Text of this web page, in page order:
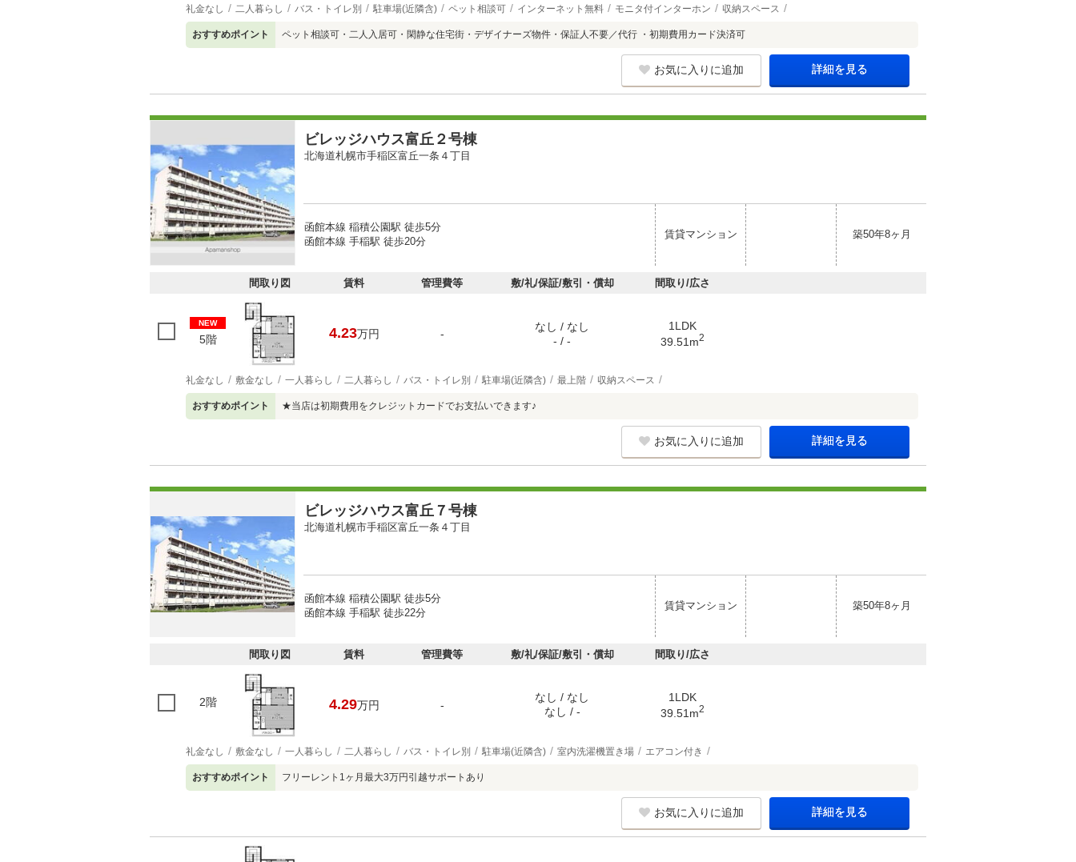
礼金なし 二人暮らし バス・トイレ別 駐車場(近隣含) ペット相談可 インターネット無料 モニタ付インターホン 収納スペース
おすすめポイント ペット相談可・二人入居可・閑静な住宅街・デザイナーズ物件・保証人不要／代行 ・初期費用カード決済可
お気に入りに追加 詳細を見る
ビレッジハウス富丘２号棟
北海道札幌市手稲区富丘一条４丁目
函館本線 稲積公園駅 徒歩5分
函館本線 手稲駅 徒歩20分
賃貸マンション 築50年8ヶ月
間取り図 賃料 管理費等 敷/礼/保証/敷引・償却 間取り/広さ
NEW
5階 4.23万円 -
なし / なし
- / -
1LDK
39.51m2
礼金なし 敷金なし 一人暮らし 二人暮らし バス・トイレ別 駐車場(近隣含) 最上階 収納スペース
おすすめポイント ★当店は初期費用をクレジットカードでお支払いできます♪
お気に入りに追加 詳細を見る
ビレッジハウス富丘７号棟
北海道札幌市手稲区富丘一条４丁目
函館本線 稲積公園駅 徒歩5分
函館本線 手稲駅 徒歩22分
賃貸マンション 築50年8ヶ月
間取り図 賃料 管理費等 敷/礼/保証/敷引・償却 間取り/広さ
2階 4.29万円 -
なし / なし
なし / -
1LDK
39.51m2
礼金なし 敷金なし 一人暮らし 二人暮らし バス・トイレ別 駐車場(近隣含) 室内洗濯機置き場 エアコン付き
おすすめポイント フリーレント1ヶ月最大3万円引越サポートあり
お気に入りに追加 詳細を見る